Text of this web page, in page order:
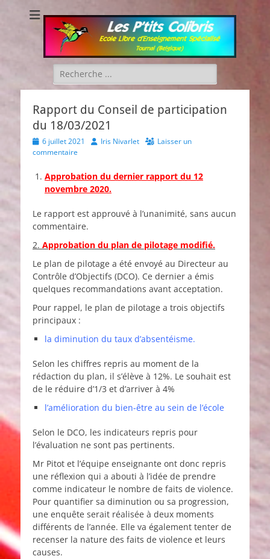
Les P'tits Colibris
Rechercher :
Rapport du Conseil de participation
du 18/03/2021
Posted
on
6 juillet 2021 AuthorIris Nivarlet
Laisser un
commentaire
Approbation du dernier rapport du 12
novembre 2020.
Le rapport est approuvé à l’unanimité, sans aucun
commentaire.
2. Approbation du plan de pilotage modifié.
Le plan de pilotage a été envoyé au Directeur au
Contrôle d’Objectifs (DCO). Ce dernier a émis
quelques recommandations avant acceptation.
Pour rappel, le plan de pilotage a trois objectifs
principaux :
la diminution du taux d’absentéisme.
Selon les chiffres repris au moment de la
rédaction du plan, il s’élève à 12%. Le souhait est
de le réduire d’1/3 et d’arriver à 4%
l’amélioration du bien-être au sein de l’école
Selon le DCO, les indicateurs repris pour
l’évaluation ne sont pas pertinents.
Mr Pitot et l’équipe enseignante ont donc repris
une réflexion qui a abouti à l’idée de prendre
comme indicateur le nombre de faits de violence.
Pour quantifier sa diminution ou sa progression,
une enquête serait réalisée à deux moments
différents de l’année. Elle va également tenter de
recenser la nature des faits de violence et leurs
causes.